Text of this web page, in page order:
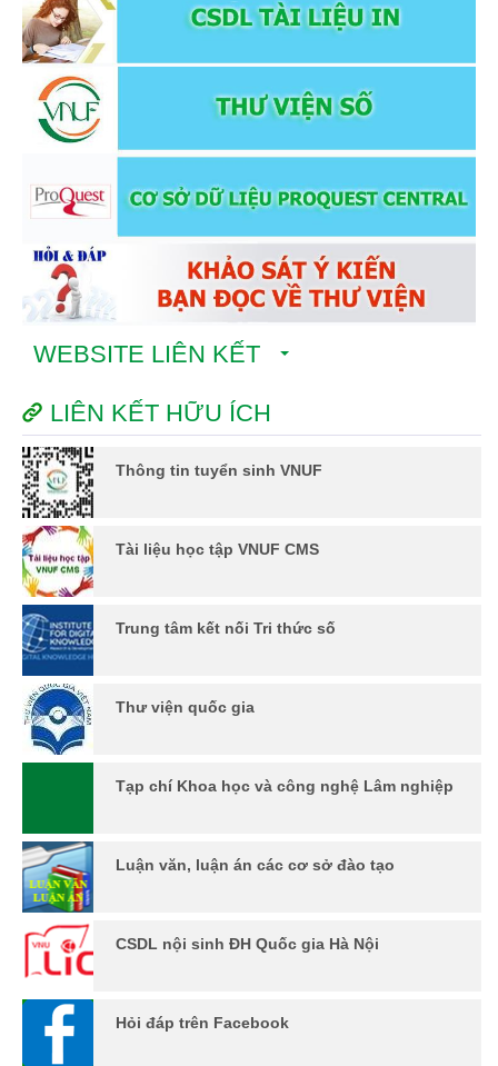
WEBSITE LIÊN KẾT
LIÊN KẾT HỮU ÍCH
Thông tin tuyển sinh VNUF
Tài liệu học tập VNUF CMS
Trung tâm kết nối Tri thức số
Thư viện quốc gia
Tạp chí Khoa học và công nghệ Lâm nghiệp
Luận văn, luận án các cơ sở đào tạo
CSDL nội sinh ĐH Quốc gia Hà Nội
Hỏi đáp trên Facebook